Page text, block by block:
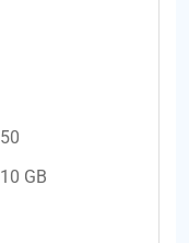
50
10 GB